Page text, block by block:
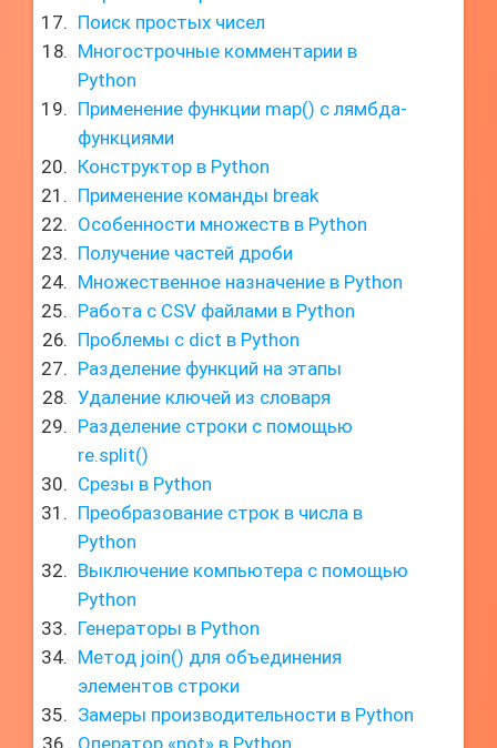
Поиск простых чисел
Многострочные комментарии в
Python
Применение функции map() с лямбда-
функциями
Конструктор в Python
Применение команды break
Особенности множеств в Python
Получение частей дроби
Множественное назначение в Python
Работа с CSV файлами в Python
Проблемы с dict в Python
Разделение функций на этапы
Удаление ключей из словаря
Разделение строки с помощью
re.split()
Срезы в Python
Преобразование строк в числа в
Python
Выключение компьютера с помощью
Python
Генераторы в Python
Метод join() для объединения
элементов строки
Замеры производительности в Python
Оператор «not» в Python